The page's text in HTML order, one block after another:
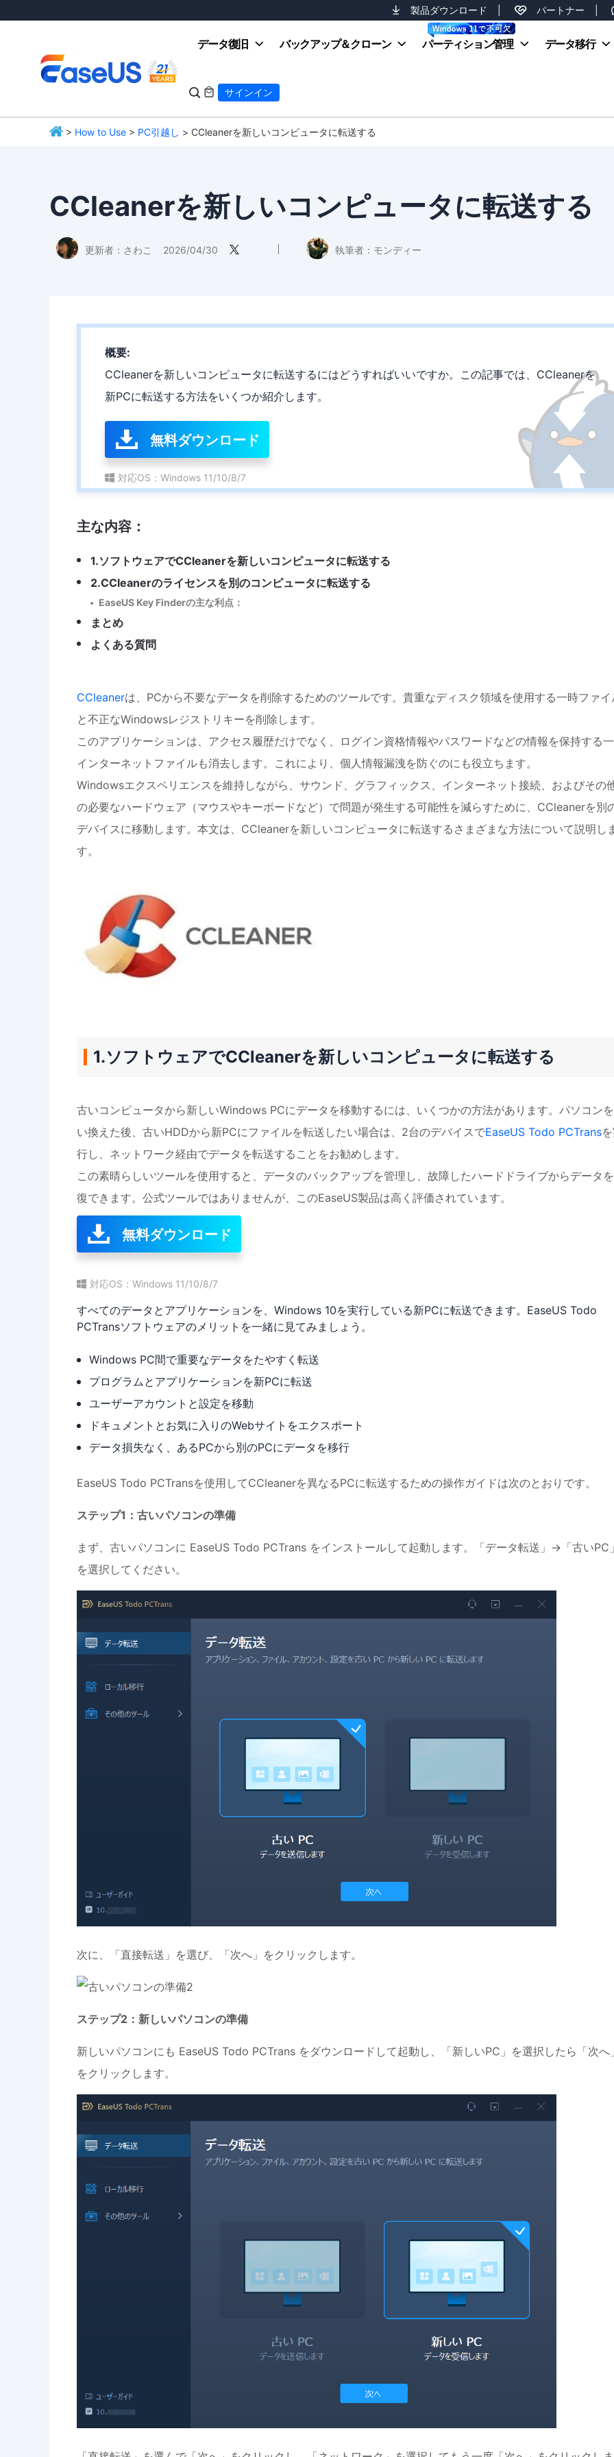
製品ダウンロード パートナー
データ復旧 バックアップ＆クローン パーティション管理 データ移行
  サインイン
> How to Use > PC引越し > CCleanerを新しいコンピュータに転送する
CCleanerを新しいコンピュータに転送する
更新者： さわこ 2026/04/30  執筆者： モンディー
概要:
CCleanerを新しいコンピュータに転送するにはどうすればいいですか。この記事では、CCleanerを
新PCに転送する方法をいくつか紹介します。
無料ダウンロード
対応OS：Windows 11/10/8/7
主な内容：
1.ソフトウェアでCCleanerを新しいコンピュータに転送する
2.CCleanerのライセンスを別のコンピュータに転送する
EaseUS Key Finderの主な利点：
まとめ
よくある質問
CCleanerは、PCから不要なデータを削除するためのツールです。貴重なディスク領域を使用する一時ファイ
と不正なWindowsレジストリキーを削除します。
このアプリケーションは、アクセス履歴だけでなく、ログイン資格情報やパスワードなどの情報を保持する
インターネットファイルも消去します。これにより、個人情報漏洩を防ぐのにも役立ちます。
Windowsエクスペリエンスを維持しながら、サウンド、グラフィックス、インターネット接続、およびその
の必要なハードウェア（マウスやキーボードなど）で問題が発生する可能性を減らすために、CCleanerを別
デバイスに移動します。本文は、CCleanerを新しいコンピュータに転送するさまざまな方法について説明し
す。
1.ソフトウェアでCCleanerを新しいコンピュータに転送する
古いコンピュータから新しいWindows PCにデータを移動するには、いくつかの方法があります。パソコン
い換えた後、古いHDDから新PCにファイルを転送したい場合は、2台のデバイスでEaseUS Todo PCTrans
行し、ネットワーク経由でデータを転送することをお勧めします。
この素晴らしいツールを使用すると、データのバックアップを管理し、故障したハードドライブからデータ
復できます。公式ツールではありませんが、このEaseUS製品は高く評価されています。
無料ダウンロード
対応OS：Windows 11/10/8/7
すべてのデータとアプリケーションを、Windows 10を実行している新PCに転送できます。EaseUS Todo
PCTransソフトウェアのメリットを一緒に見てみましょう。
Windows PC間で重要なデータをたやすく転送
プログラムとアプリケーションを新PCに転送
ユーザーアカウントと設定を移動
ドキュメントとお気に入りのWebサイトをエクスポート
データ損失なく、あるPCから別のPCにデータを移行
EaseUS Todo PCTransを使用してCCleanerを異なるPCに転送するための操作ガイドは次のとおりです。
ステップ1：古いパソコンの準備
まず、古いパソコンに EaseUS Todo PCTrans をインストールして起動します。「データ転送」→「古いPC
を選択してください。
次に、「直接転送」を選び、「次へ」をクリックします。
ステップ2：新しいパソコンの準備
新しいパソコンにも EaseUS Todo PCTrans をダウンロードして起動し、「新しいPC」を選択したら「次へ
をクリックします。